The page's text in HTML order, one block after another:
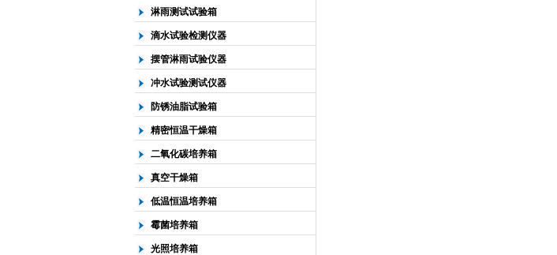
淋雨测试试验箱
滴水试验检测仪器
摆管淋雨试验仪器
冲水试验测试仪器
防锈油脂试验箱
精密恒温干燥箱
二氧化碳培养箱
真空干燥箱
低温恒温培养箱
霉菌培养箱
光照培养箱